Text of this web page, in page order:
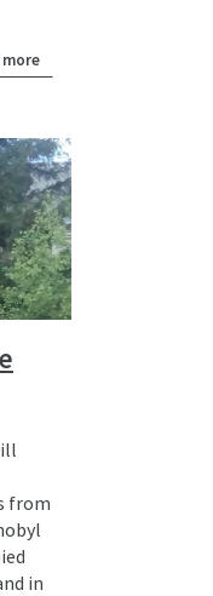
more
from
in